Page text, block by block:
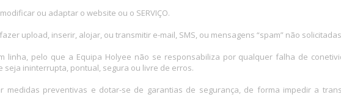
ou adaptar o website ou o SERVIÇO.
fazer upload, inserir, alojar, ou transmitir e-mail, SMS, ou mensagens “spam” não
linha, pelo que a Equipa Holyee não se responsabiliza por qualquer falha de
seja ininterrupta, pontual, segura ou livre de erros.
medidas preventivas e dotar-se de garantias de segurança, de forma impedir a